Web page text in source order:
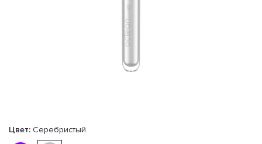
Цвет: Серебристый